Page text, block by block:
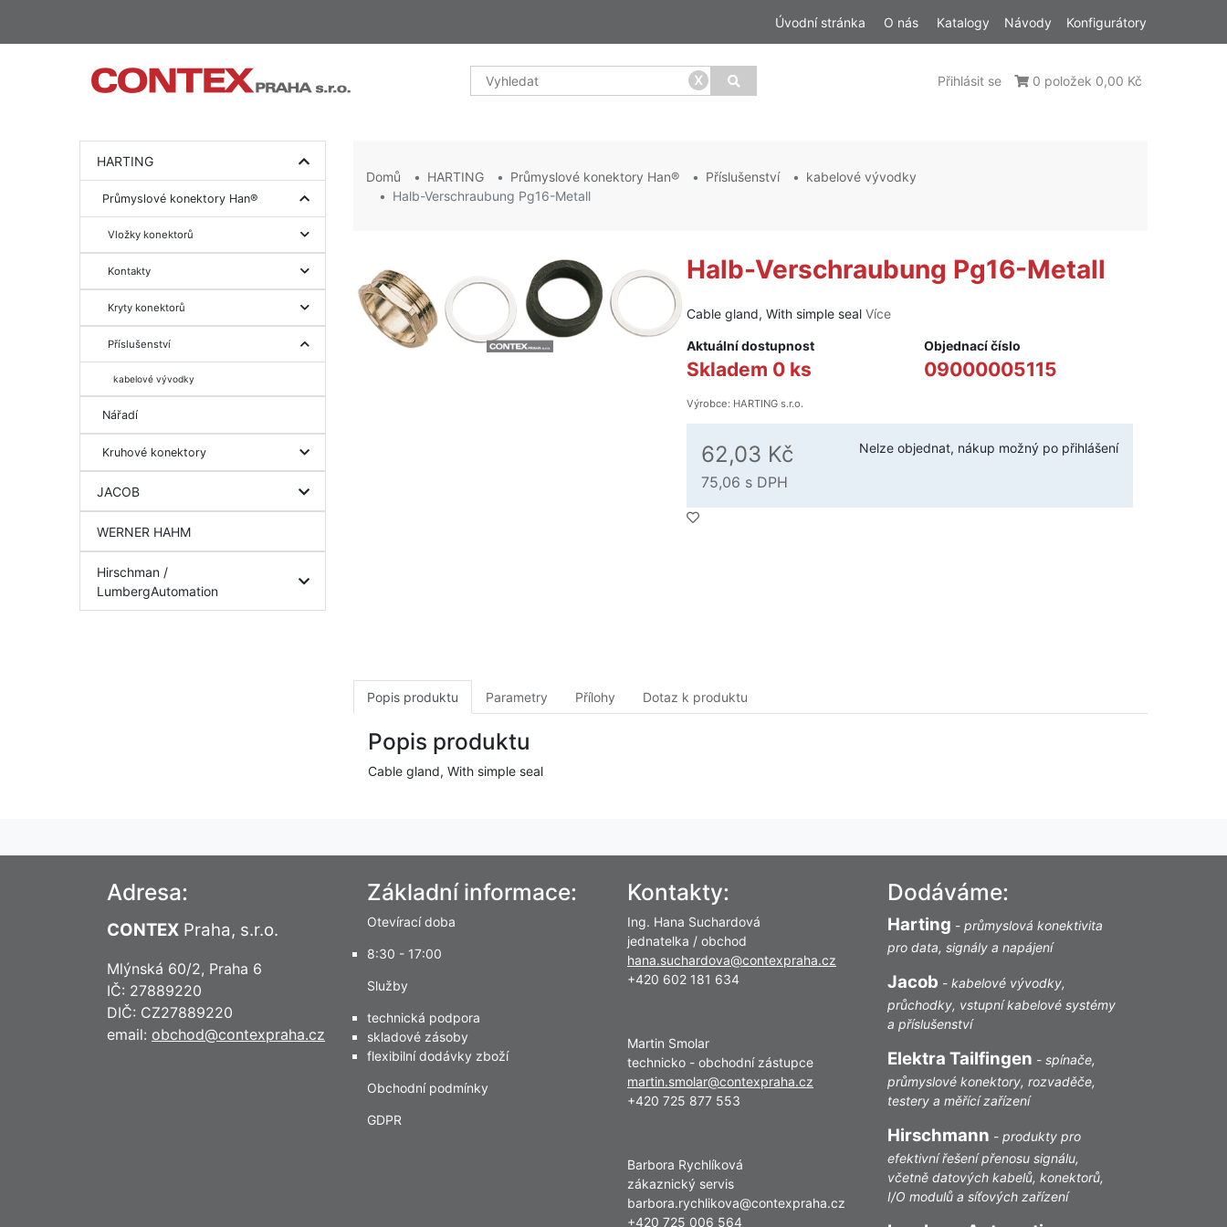
Úvodní stránka O nás Katalogy Návody Konfigurátory
x Přihlásit se 0 položek 0,00 Kč
HARTING
Průmyslové konektory Han®
Vložky konektorů
Kontakty
Kryty konektorů
Příslušenství
kabelové vývodky
Nářadí
Kruhové konektory
JACOB
WERNER HAHM
Hirschman /
LumbergAutomation
Domů HARTING Průmyslové konektory Han® Příslušenství
kabelové vývodky
Halb-Verschraubung Pg16-Metall
Halb-Verschraubung Pg16-Metall
Cable gland, With simple sealVíce
Aktuální dostupnost
Skladem 0 ks
Objednací číslo
09000005115
Výrobce: HARTING s.r.o.
62,03 Kč
75,06 s DPH
Nelze objednat, nákup možný po přihlášení
Popis produktu Parametry Přílohy Dotaz k produktu
Popis produktu
Cable gland, With simple seal
Adresa:
CONTEX Praha, s.r.o.
Mlýnská 60/2, Praha 6
IČ: 27889220
DIČ: CZ27889220
email: obchod@contexpraha.cz
Základní informace:
Otevírací doba
8:30 - 17:00
Služby
technická podpora
skladové zásoby
flexibilní dodávky zboží
Obchodní podmínky
GDPR
Kontakty:
Ing. Hana Suchardová
jednatelka / obchod
hana.suchardova@contexpraha.cz
+420 602 181 634
Martin Smolar
technicko - obchodní zástupce
martin.smolar@contexpraha.cz
+420 725 877 553
Barbora Rychlíková
zákaznický servis
barbora.rychlikova@contexpraha.cz
+420 725 006 564
Dodáváme:
Harting - průmyslová konektivita
pro data, signály a napájení
Jacob - kabelové vývodky,
průchodky, vstupní kabelové systémy
a příslušenství
Elektra Tailfingen - spínače,
průmyslové konektory, rozvaděče,
testery a měřící zařízení
Hirschmann - produkty pro
efektivní řešení přenosu signálu,
včetně datových kabelů, konektorů,
I/O modulů a síťových zařízení